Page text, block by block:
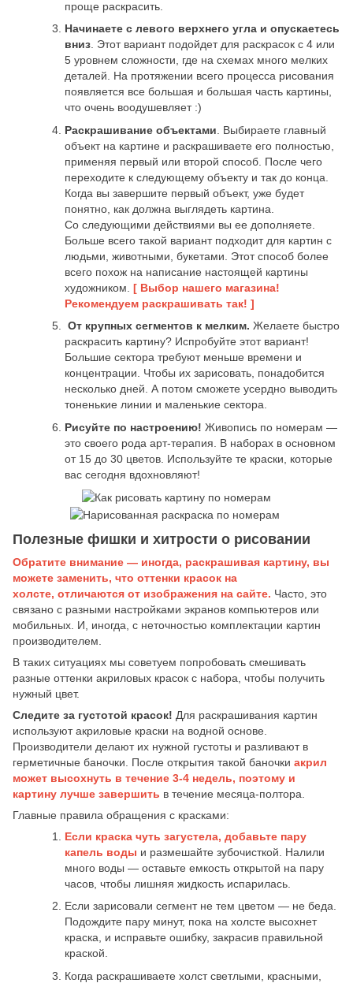
проще раскрасить.
Начинаете с левого верхнего угла и опускаетесь
вниз. Этот вариант подойдет для раскрасок с 4 или
5 уровнем сложности, где на схемах много мелких
деталей. На протяжении всего процесса рисования
появляется все большая и большая часть картины,
что очень воодушевляет :)
Раскрашивание объектами . Выбираете главный
объект на картине и раскрашиваете его полностью,
применяя первый или второй способ. После чего
переходите к следующему объекту и так до конца.
Когда вы завершите первый объект, уже будет
понятно, как должна выглядеть картина.
Со следующими действиями вы ее дополняете.
Больше всего такой вариант подходит для картин с
людьми, животными, букетами. Этот способ более
всего похож на написание настоящей картины
художником. [ Выбор нашего магазина!
Рекомендуем раскрашивать так! ]
От крупных сегментов к мелким. Желаете быстро
раскрасить картину? Испробуйте этот вариант!
Большие сектора требуют меньше времени и
концентрации. Чтобы их зарисовать, понадобится
несколько дней. А потом сможете усердно выводить
тоненькие линии и маленькие сектора.
Рисуйте по настроению! Живопись по номерам —
это своего рода арт-терапия. В наборах в основном
от 15 до 30 цветов. Используйте те краски, которые
вас сегодня вдохновляют!
Полезные фишки и хитрости о рисовании
Обратите внимание — иногда, раскрашивая картину, вы
можете заменить, что оттенки красок на
холсте, отличаются от изображения на сайте. Часто, это
связано с разными настройками экранов компьютеров или
мобильных. И, иногда, с неточностью комплектации картин
производителем.
В таких ситуациях мы советуем попробовать смешивать
разные оттенки акриловых красок с набора, чтобы получить
нужный цвет.
Следите за густотой красок! Для раскрашивания картин
используют акриловые краски на водной основе.
Производители делают их нужной густоты и разливают в
герметичные баночки. После открытия такой баночки акрил
может высохнуть в течение 3-4 недель, поэтому и
картину лучше завершить в течение месяца-полтора.
Главные правила обращения с красками:
Если краска чуть загустела, добавьте пару
капель воды и размешайте зубочисткой. Налили
много воды — оставьте емкость открытой на пару
часов, чтобы лишняя жидкость испарилась.
Если зарисовали сегмент не тем цветом — не беда.
Подождите пару минут, пока на холсте высохнет
краска, и исправьте ошибку, закрасив правильной
краской.
Когда раскрашиваете холст светлыми, красными,